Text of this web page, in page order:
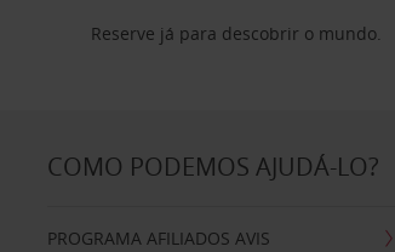
Reserve já para descobrir o mundo.
COMO PODEMOS AJUDÁ-LO?
PROGRAMA AFILIADOS AVIS